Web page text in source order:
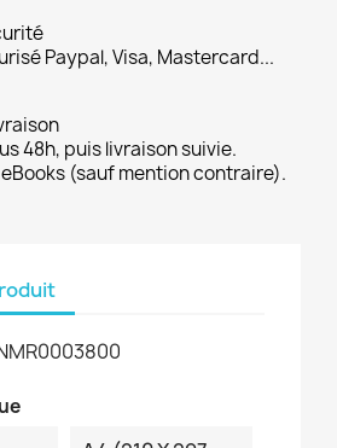
Paypal, Visa, Mastercard...
48h, puis livraison suivie.
(sauf mention contraire).